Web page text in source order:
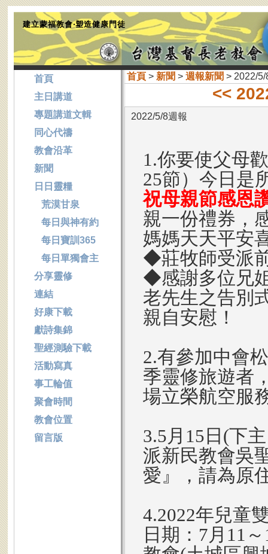
建立蒙福教會‧塑造健康門徒
首頁> 新聞 > 週報新聞 > 2022/5/
<<
2022/5/8週報
1.你要使父母
25節）今日是
祝母親節感恩
親一份禮券，
媽媽天天平安
◆莊牧師受派
◆感謝多位兄
老先生之告別
親自安慰！
2.有參加中會
季靈修旅遊者
場立榮航空服
3.5月15日(下
派新民教會吳
愛』，請為原
4.2022年兒童
日期：7月11
首頁
主日講道
專題講道文輯
同心代禱
教會沿革
新聞
日日靈糧
荒漠甘泉
每日與神有約
每日寶訓365
每日單獨會主
分享靈修
連結
好康下載
獻詩集錦
聖經測驗下載
活動寫真
事工輪值
聚會時間
教會位置
留言版